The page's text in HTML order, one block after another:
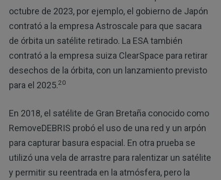
octubre de 2023, por ejemplo, el gobierno de Japón
contrató a la empresa Astroscale para que sacara
de órbita un satélite retirado. La ESA también
contrató a la empresa suiza ClearSpace para retirar
desechos de la órbita, con un lanzamiento previsto
para el 2025.20
En 2018, el satélite de Gran Bretaña conocido como
RemoveDEBRIS probó el uso de una red y un arpón
para capturar basura espacial. En otra prueba se
utilizó una vela de arrastre para ralentizar un satélite
y permitir su reentrada en la atmósfera, pero la